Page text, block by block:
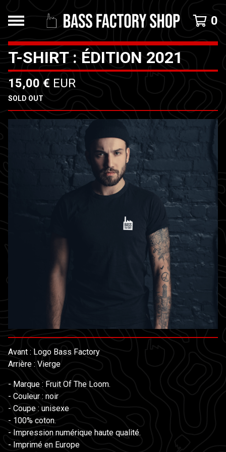
0
T-SHIRT : ÉDITION 2021
15,00 € EUR
SOLD OUT
Avant : Logo Bass Factory
Arrière : Vierge
- Marque : Fruit Of The Loom.
- Couleur : noir
- Coupe : unisexe
- 100% coton.
- Impression numérique haute qualité.
- Imprimé en Europe